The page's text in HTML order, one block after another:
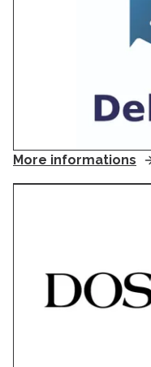
More informations